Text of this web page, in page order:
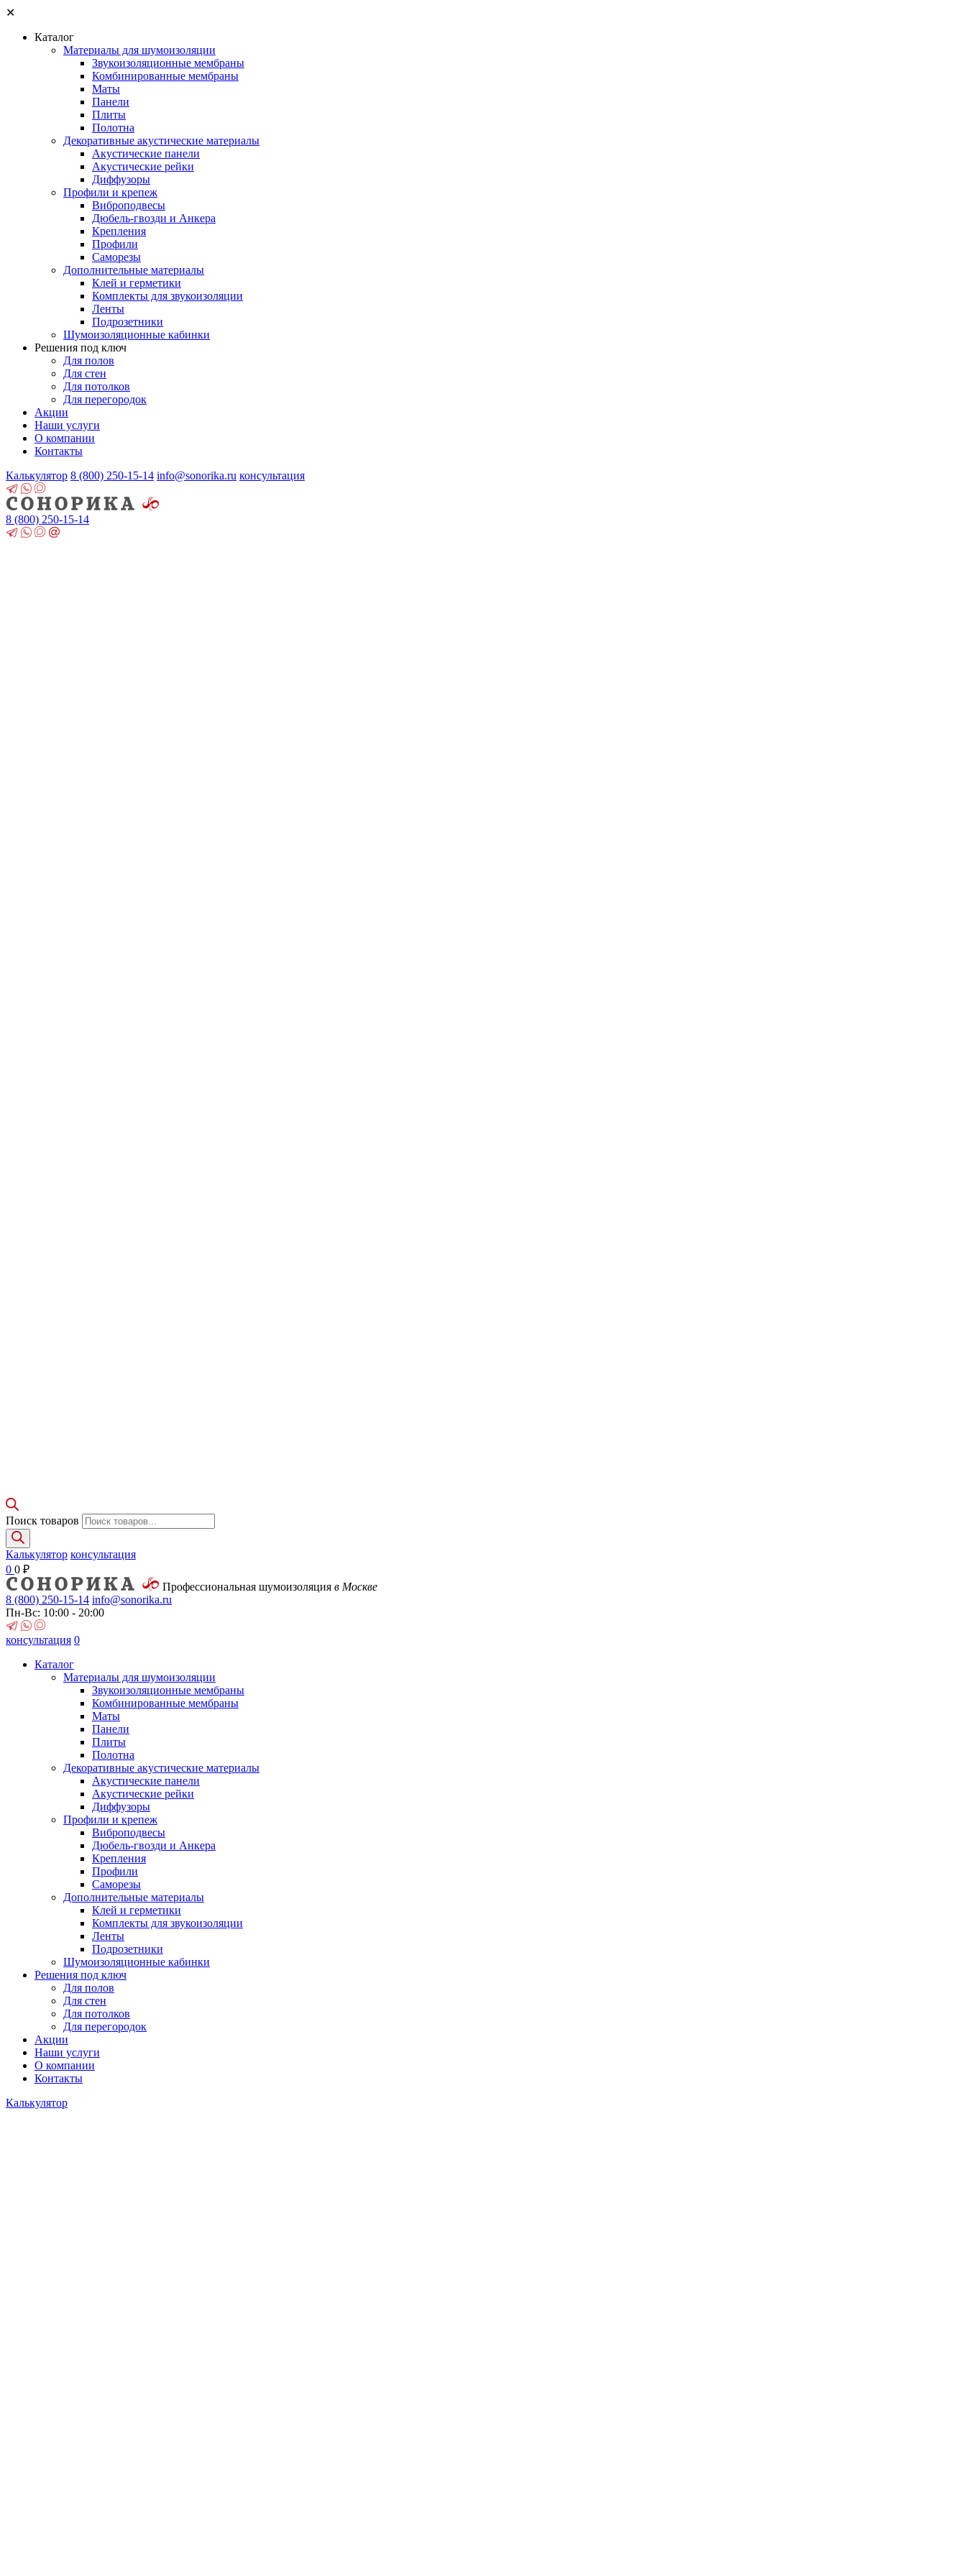
✕
Каталог
Материалы для шумоизоляции
Звукоизоляционные мембраны
Комбинированные мембраны
Маты
Панели
Плиты
Полотна
Декоративные акустические материалы
Акустические панели
Акустические рейки
Диффузоры
Профили и крепеж
Виброподвесы
Дюбель-гвозди и Анкера
Крепления
Профили
Саморезы
Дополнительные материалы
Клей и герметики
Комплекты для звукоизоляции
Ленты
Подрозетники
Шумоизоляционные кабинки
Решения под ключ
Для полов
Для стен
Для потолков
Для перегородок
Акции
Наши услуги
О компании
Контакты
Калькулятор 8 (800) 250-15-14 info@sonorika.ru консультация
8 (800) 250-15-14
Поиск товаров
Калькулятор консультация
0 0 ₽
Профессиональная шумоизоляция в Москве
8 (800) 250-15-14 info@sonorika.ru
Пн-Вс: 10:00 - 20:00
консультация 0
Каталог
Материалы для шумоизоляции
Звукоизоляционные мембраны
Комбинированные мембраны
Маты
Панели
Плиты
Полотна
Декоративные акустические материалы
Акустические панели
Акустические рейки
Диффузоры
Профили и крепеж
Виброподвесы
Дюбель-гвозди и Анкера
Крепления
Профили
Саморезы
Дополнительные материалы
Клей и герметики
Комплекты для звукоизоляции
Ленты
Подрозетники
Шумоизоляционные кабинки
Решения под ключ
Для полов
Для стен
Для потолков
Для перегородок
Акции
Наши услуги
О компании
Контакты
Калькулятор